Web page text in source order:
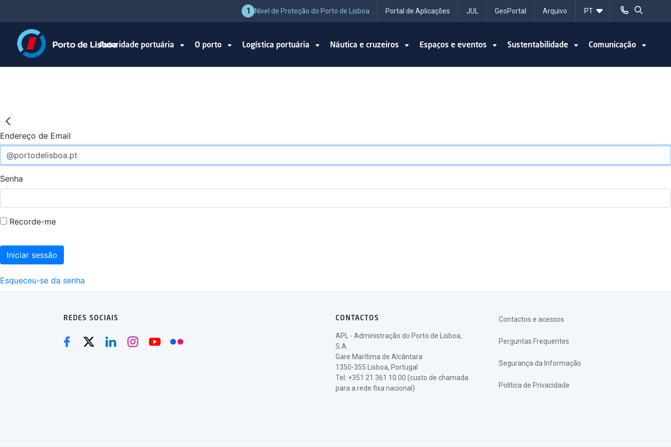
1 Nível de Proteção do Porto de Lisboa Portal de Aplicações JUL GeoPortal Arquivo
Autoridade portuária O porto Logística portuária Náutica e cruzeiros Espaços e eventos Sustentabilidade Comunicação
Endereço de Email
Senha
Recorde-me
Iniciar sessão
Esqueceu-se da senha
REDES SOCIAIS CONTACTOS
APL - Administração do Porto de Lisboa,
S.A.
Gare Marítima de Alcântara
1350-355 Lisboa, Portugal
Tel: +351 21 361 10 00 (custo de chamada
para a rede fixa nacional)
Contactos e acessos
Perguntas Frequentes
Segurança da Informação
Política de Privacidade